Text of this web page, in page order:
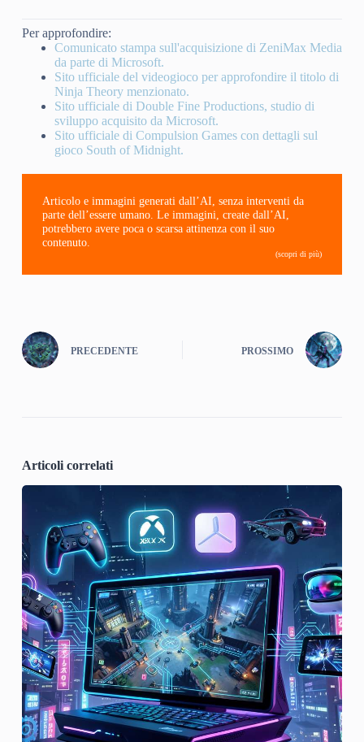
Per approfondire:
Comunicato stampa sull'acquisizione di ZeniMax Media
da parte di Microsoft.
Sito ufficiale del videogioco per approfondire il titolo di
Ninja Theory menzionato.
Sito ufficiale di Double Fine Productions, studio di
sviluppo acquisito da Microsoft.
Sito ufficiale di Compulsion Games con dettagli sul
gioco South of Midnight.
Articolo e immagini generati dall’AI, senza interventi da
parte dell’essere umano. Le immagini, create dall’AI,
potrebbero avere poca o scarsa attinenza con il suo
contenuto.
(scopri di più)
PRECEDENTE PROSSIMO
Articoli correlati